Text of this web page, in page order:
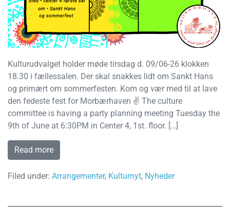
Kulturudvalget holder møde tirsdag d. 09/06-26 klokken
18.30 i fællessalen. Der skal snakkes lidt om Sankt Hans
og primært om sommerfesten. Kom og vær med til at lave
den fedeste fest for Morbærhaven ✌️ The culture
committee is having a party planning meeting Tuesday the
9th of June at 6:30PM in Center 4, 1st. floor. […]
Read more
Filed under: Arrangementer, Kulturnyt, Nyheder